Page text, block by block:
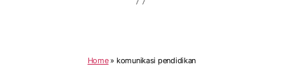
Home» komunikasi pendidikan